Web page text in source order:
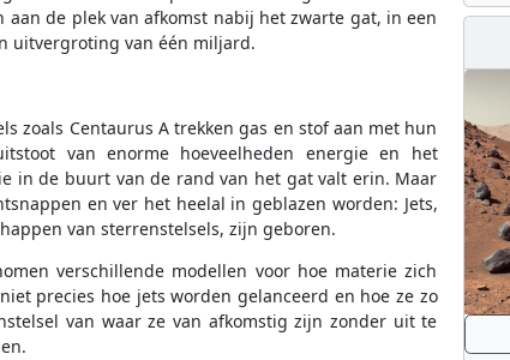
de plek van afkomst nabij het zwarte gat, in een
uitvergroting van één miljard.
zoals Centaurus A trekken gas en stof aan met hun
van enorme hoeveelheden energie en het
in de buurt van de rand van het gat valt erin. Maar
en ver het heelal in geblazen worden: Jets,
van sterrenstelsels, zijn geboren.
verschillende modellen voor hoe materie zich
precies hoe jets worden gelanceerd en hoe ze zo
van waar ze van afkomstig zijn zonder uit te